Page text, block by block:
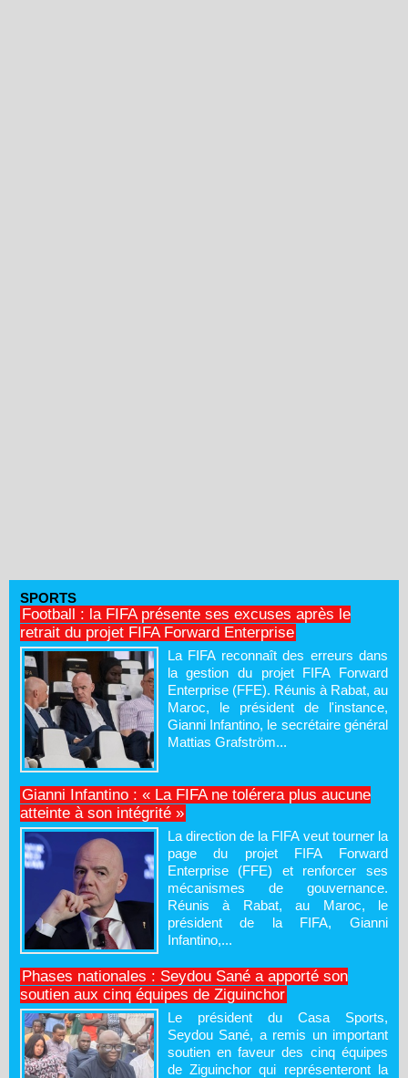
SPORTS
Football : la FIFA présente ses excuses après le
retrait du projet FIFA Forward Enterprise
La FIFA reconnaît des erreurs dans
la gestion du projet FIFA Forward
Enterprise (FFE). Réunis à Rabat, au
Maroc, le président de l'instance,
Gianni Infantino, le secrétaire général
Mattias Grafström...
Gianni Infantino : « La FIFA ne tolérera plus aucune
atteinte à son intégrité »
La direction de la FIFA veut tourner la
page du projet FIFA Forward
Enterprise (FFE) et renforcer ses
mécanismes de gouvernance.
Réunis à Rabat, au Maroc, le
président de la FIFA, Gianni
Infantino,...
Phases nationales : Seydou Sané a apporté son
soutien aux cinq équipes de Ziguinchor
Le président du Casa Sports,
Seydou Sané, a remis un important
soutien en faveur des cinq équipes
de Ziguinchor qui représenteront la